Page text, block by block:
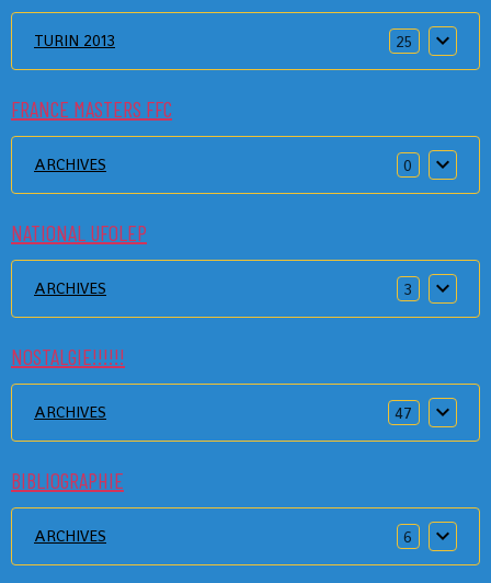
TURIN 2013 25
FRANCE MASTERS FFC
ARCHIVES 0
NATIONAL UFOLEP
ARCHIVES 3
NOSTALGIE!!!!!!
ARCHIVES 47
BIBLIOGRAPHIE
ARCHIVES 6